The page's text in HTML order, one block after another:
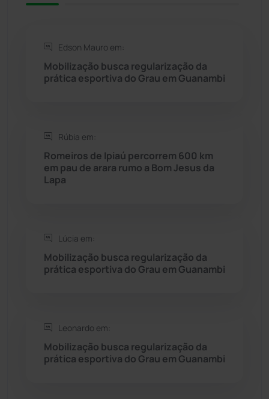
Rio de Contas
Rio do Antônio
Rio do Pires (97)
Seabra
Sebastião Laranjeiras
Sudoeste Baiano
Tanhaçu (425)
Edson Mauro em:
Mobilização busca regularização da
prática esportiva do Grau em Guanambi
Rúbia em:
Romeiros de Ipiaú percorrem 600 km
em pau de arara rumo a Bom Jesus da
Lapa
Lúcia em:
Mobilização busca regularização da
prática esportiva do Grau em Guanambi
Leonardo em:
Mobilização busca regularização da
prática esportiva do Grau em Guanambi